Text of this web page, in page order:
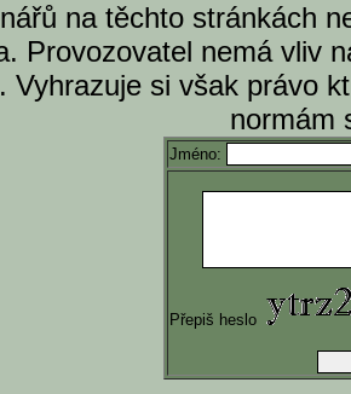
na těchto stránkách
Provozovatel nemá vliv
Vyhrazuje si však právo
normám
Jméno:
Přepiš heslo